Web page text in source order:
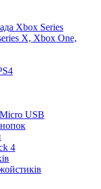
Xbox Series
X, Xbox One,
USB
4